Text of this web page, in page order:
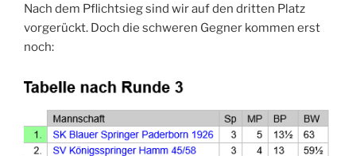
Nach dem Pflichtsieg sind wir auf den dritten Platz
vorgerückt. Doch die schweren Gegner kommen erst
noch: